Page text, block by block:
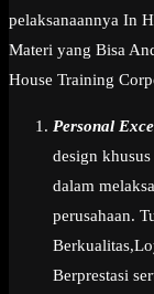
pelaksanaannya In
Materi yang Bisa
House Training
Personal
design
dalam
perusahaan.
Berprestasi